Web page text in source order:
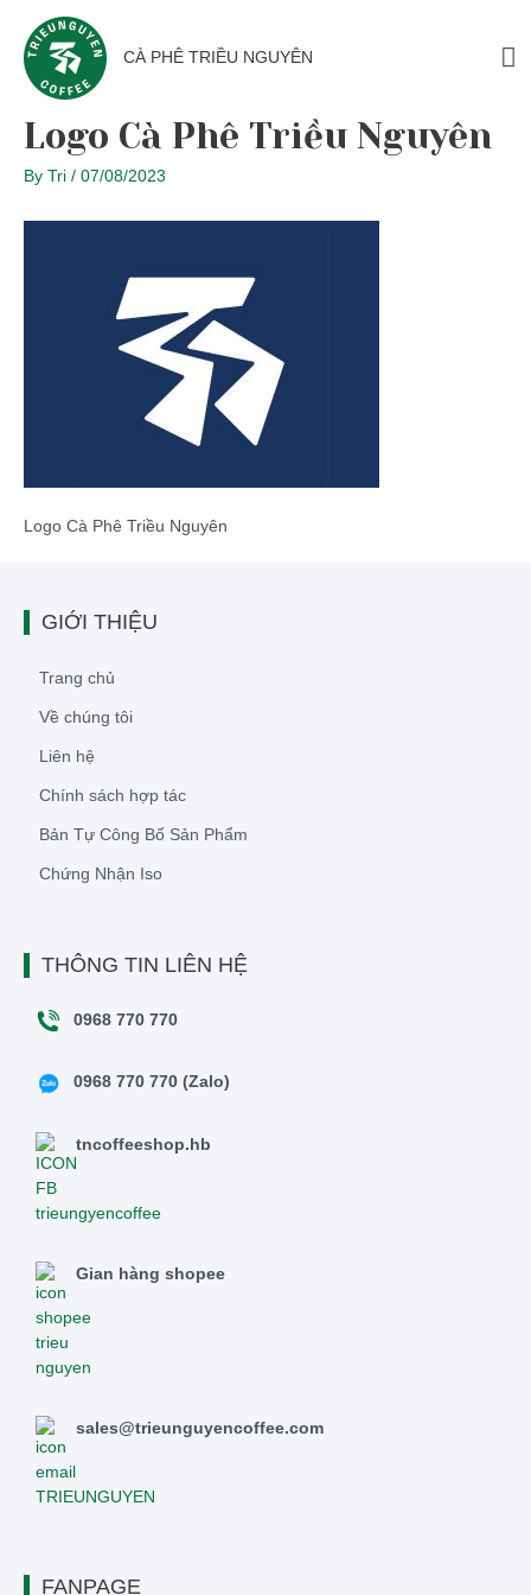
CÀ PHÊ TRIỀU NGUYÊN
Logo Cà Phê Triều Nguyên
By Tri / 07/08/2023
Logo Cà Phê Triều Nguyên
GIỚI THIỆU
Trang chủ
Về chúng tôi
Liên hệ
Chính sách hợp tác
Bản Tự Công Bố Sản Phẩm
Chứng Nhận Iso
THÔNG TIN LIÊN HỆ
0968 770 770
0968 770 770 (Zalo)
tncoffeeshop.hb
Gian hàng shopee
sales@trieunguyencoffee.com
FANPAGE